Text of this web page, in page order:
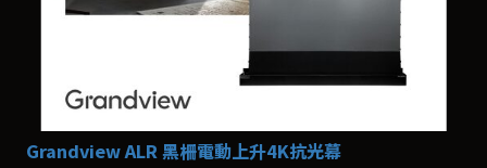
Grandview ALR 黑柵電動上升4K抗光幕